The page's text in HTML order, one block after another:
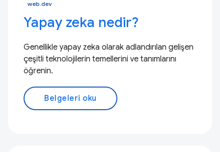
web.dev
Yapay zeka nedir?
Genellikle yapay zeka olarak adlandırılan gelişen
çeşitli teknolojilerin temellerini ve tanımlarını
öğrenin.
Belgeleri oku